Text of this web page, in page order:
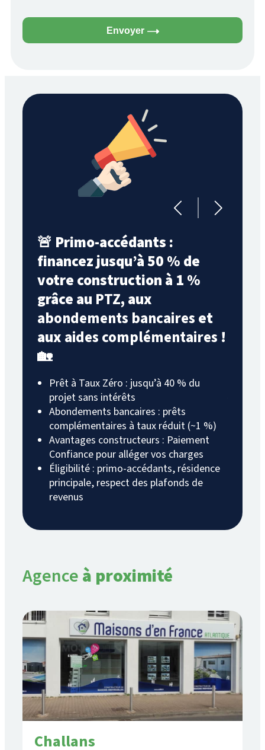
Envoyer
🚨 Primo-accédants :
financez jusqu’à 50 % de
votre construction à 1 %
grâce au PTZ, aux
abondements bancaireset
auxaides complémentaires !
🏡
Prêt à Taux Zéro : jusqu’à 40 % du
projet sans intérêts
Abondements bancaires : prêts
complémentaires à taux réduit (~1 %)
Avantages constructeurs : Paiement
Confiance pour alléger vos charges
Éligibilité : primo-accédants, résidence
principale, respect des plafonds de
revenus
Agenceà proximité
Challans